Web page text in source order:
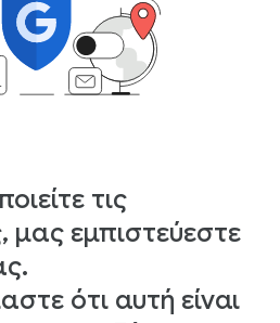
τις
μας εμπιστεύεστε
ότι αυτή είναι